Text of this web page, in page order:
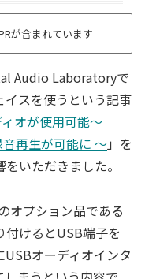
が含まれています
Audio Laboratoryで
イスを使うという記事
オが使用可能～
再生が可能に ～」を
いただきました。
オプション品である
付けるとUSB端子を
オーディオインタ